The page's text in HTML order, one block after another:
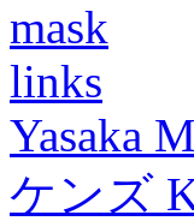
mask
links
Yasaka
ケンズ